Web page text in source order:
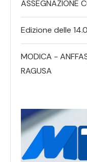
ASSEGNAZIONE
Edizione delle
MODICA -
RAGUSA